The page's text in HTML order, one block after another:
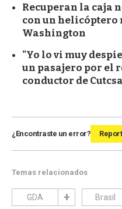
Recuperan la caja
con un
Washington
"Yo lo vi muy
un pasajero por el
conductor de Cutcsa
¿Encontraste un error?
Temas relacionados
GDA Brasil